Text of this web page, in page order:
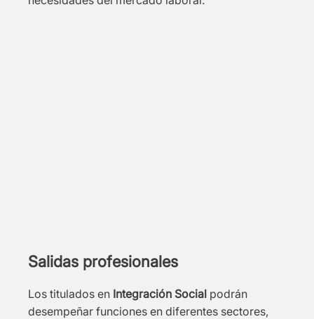
Salidas profesionales
Los titulados en Integración Social podrán
desempeñar funciones en diferentes sectores,